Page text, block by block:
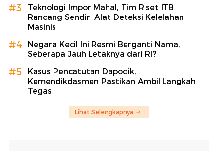
#3
Teknologi Impor Mahal, Tim Riset ITB
Rancang Sendiri Alat Deteksi Kelelahan
Masinis
#4
Negara Kecil Ini Resmi Berganti Nama,
Seberapa Jauh Letaknya dari RI?
#5
Kasus Pencatutan Dapodik,
Kemendikdasmen Pastikan Ambil Langkah
Tegas
Lihat Selengkapnya